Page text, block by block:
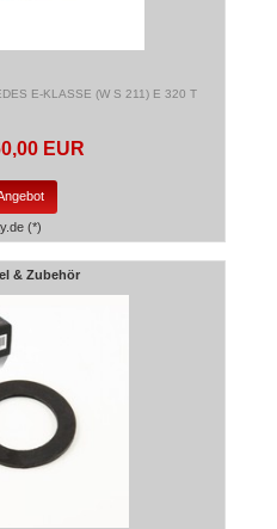
E-KLASSE (W S 211) E 320 T
EUR
(*)
& Zubehör